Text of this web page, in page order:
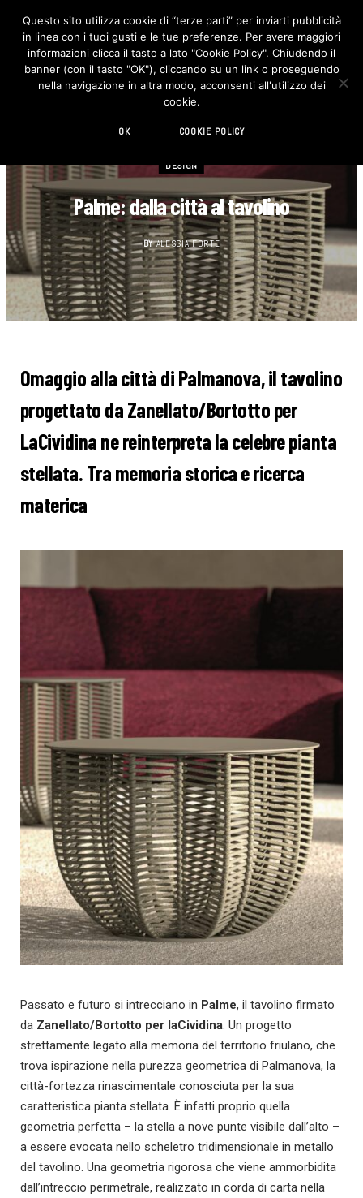
F
c
e
b
o
I
n
s
t
DESIGN
Palme: dalla città al tavolino
BY ALESSIA FORTE
Omaggio alla città di Palmanova, il tavolino
progettato da Zanellato/Bortotto per
LaCividina ne reinterpreta la celebre pianta
stellata. Tra memoria storica e ricerca
materica
Passato e futuro si intrecciano in Palme, il tavolino firmato
da Zanellato/Bortotto per laCividina. Un progetto
strettamente legato alla memoria del territorio friulano, che
trova ispirazione nella purezza geometrica di Palmanova, la
città-fortezza rinascimentale conosciuta per la sua
caratteristica pianta stellata. È infatti proprio quella
geometria perfetta – la stella a nove punte visibile dall’alto –
a essere evocata nello scheletro tridimensionale in metallo
del tavolino. Una geometria rigorosa che viene ammorbidita
dall’intreccio perimetrale, realizzato in corda di carta nella
Questo sito utilizza cookie di “terze parti” per inviarti pubblicità
in linea con i tuoi gusti e le tue preferenze. Per avere maggiori
informazioni clicca il tasto a lato "Cookie Policy". Chiudendo il
banner (con il tasto "OK"), cliccando su un link o proseguendo
nella navigazione in altra modo, acconsenti all'utilizzo dei
cookie.
OK COOKIE POLICY